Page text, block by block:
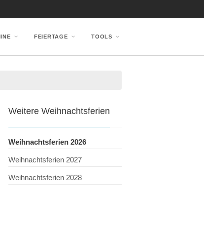
FEIERTAGE TOOLS
Weitere Weihnachtsferien
Weihnachtsferien 2026
Weihnachtsferien 2027
Weihnachtsferien 2028